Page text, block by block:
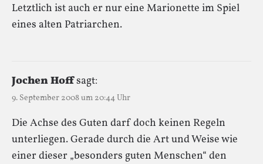
Letztlich ist auch er nur eine Marionette im Spiel
eines alten Patriarchen.
Jochen Hoffsagt:
9. September 2008 um 20:44 Uhr
Die Achse des Guten darf doch keinen Regeln
unterliegen. Gerade durch die Art und Weise wie
einer dieser „besonders guten Menschen“ den